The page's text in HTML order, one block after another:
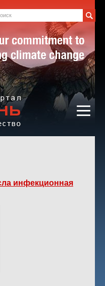
инфекционная